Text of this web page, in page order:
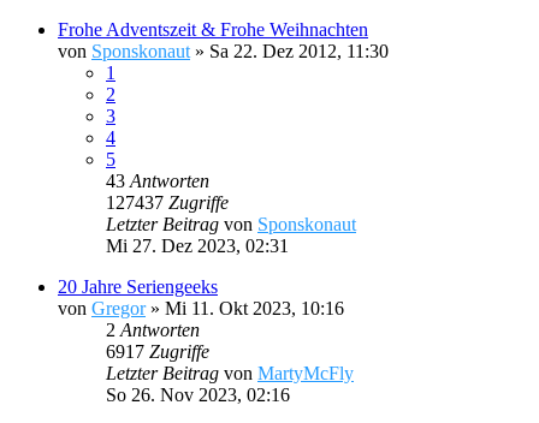
Frohe Adventszeit & Frohe Weihnachten
von Sponskonaut » Sa 22. Dez 2012, 11:30
1
2
3
4
5
43 Antworten
127437 Zugriffe
Letzter Beitrag von Sponskonaut
Mi 27. Dez 2023, 02:31
20 Jahre Seriengeeks
von Gregor» Mi 11. Okt 2023, 10:16
2 Antworten
6917 Zugriffe
Letzter Beitrag von MartyMcFly
So 26. Nov 2023, 02:16